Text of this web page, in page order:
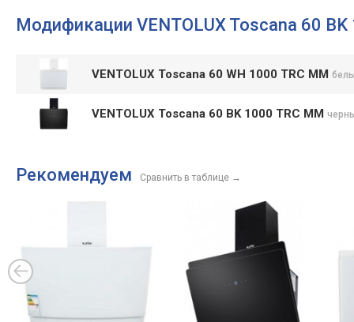
Модификации VENTOLUX Toscana 60 BK
VENTOLUX Toscana 60 WH 1000 TRC MM
VENTOLUX Toscana 60 BK 1000 TRC MM
Рекомендуем Сравнить в таблице →